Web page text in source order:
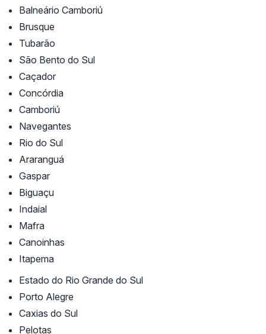
Balneário Camboriú
Brusque
Tubarão
São Bento do Sul
Caçador
Concórdia
Camboriú
Navegantes
Rio do Sul
Araranguá
Gaspar
Biguaçu
Indaial
Mafra
Canoinhas
Itapema
Estado do Rio Grande do Sul
Porto Alegre
Caxias do Sul
Pelotas